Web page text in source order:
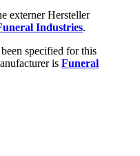
externer Hersteller
Industries.
specified for this
is Funeral